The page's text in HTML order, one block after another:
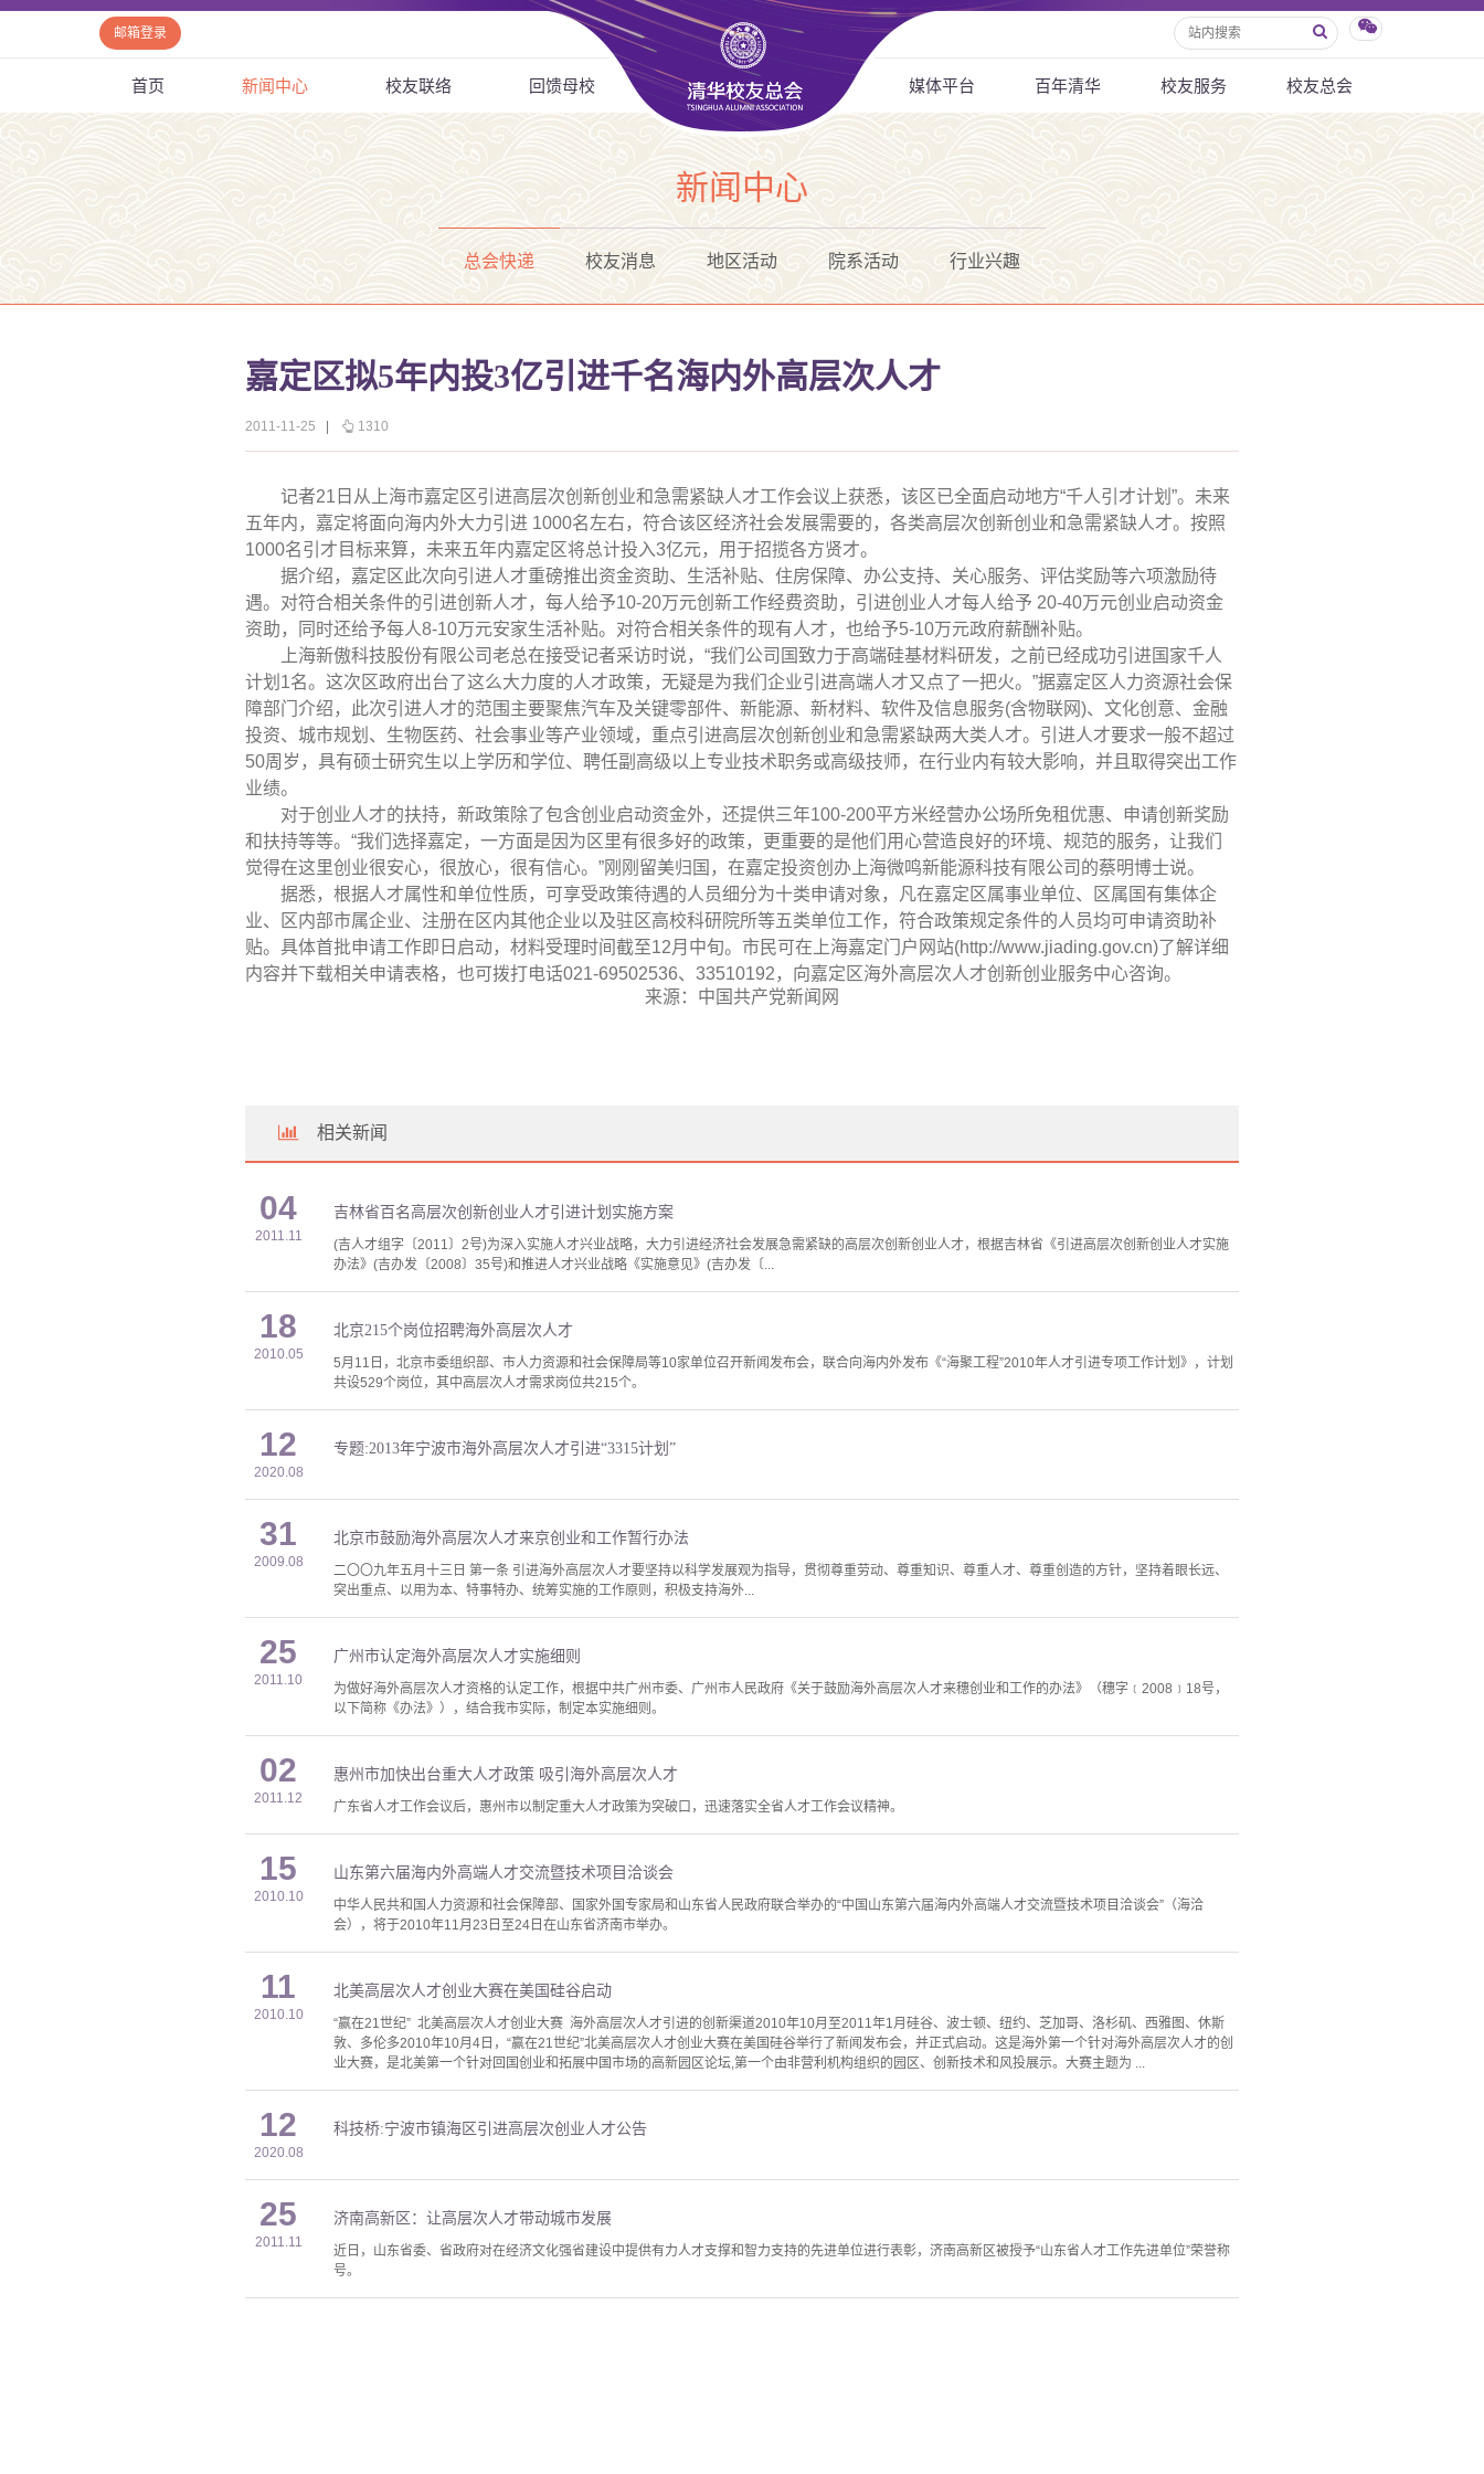
邮箱登录
首页 新闻中心 校友联络 回馈母校 媒体平台 百年清华 校友服务 校友总会
新闻中心
总会快递 校友消息 地区活动 院系活动 行业兴趣
嘉定区拟5年内投3亿引进千名海内外高层次人才
2011-11-25 1310
记者21 日从上海市嘉定区引进高层次创新创业和急需紧缺人才工作会议上获悉，该区已全面启动地方“千人引才计划”。未来
五年内，嘉定将面向海内外大力引进 1000名左右，符合该区经济社会发展需要的，各类高层次创新创业和急需紧缺人才。按照
1000名引才目标来算，未来五年内嘉定区将总计投入3亿元，用于招揽各方贤才。
据介绍，嘉定区此次向引进人才重磅推出资金资助、生活补贴、住房保障、办公支持、关心服务、评估奖励等六项激励待
遇。对符合相关条件的引进创新人才，每人给予10-20万元创新工作经费资助，引进创业人才每人给予 20-40万元创业启动资金
资助，同时还给予每人8-10万元安家生活补贴。对符合相关条件的现有人才，也给予5-10万元政府薪酬补贴。
上海新傲科技股份有限公司老总在接受记者采访时说，“我们公司国致力于高端硅基材料研发，之前已经成功引进国家千人
计划 1名。这次区政府出台了这么大力度的人才政策，无疑是为我们企业引进高端人才又点了一把火。”据嘉定区人力资源社会保
障部门介绍，此次引进人才的范围主要聚焦汽车及关键零部件、新能源、新材料、软件及信息服务(含物联网)、文化创意、金融
投资、城市规划、生物医药、社会事业等产业领域，重点引进高层次创新创业和急需紧缺两大类人才。引进人才要求一般不超过
50周岁，具有硕士研究生以上学历和学位、聘任副高级以上专业技术职务或高级技师，在行业内有较大影响，并且取得突出工作
业绩。
对于创业人才的扶持，新政策除了包含创业启动资金外，还提供三年100-200平方米经营办公场所免租优惠、申请创新奖励
和扶持等等。“我们选择嘉定，一方面是因为区里有很多好的政策，更重要的是他们用心营造良好的环境、规范的服务，让我们
觉得在这里创业很安心，很放心，很有信心。”刚刚留美归国，在嘉定投资创办上海微鸣新能源科技有限公司的蔡明博士说。
据悉，根据人才属性和单位性质，可享受政策待遇的人员细分为十类申请对象，凡在嘉定区属事业单位、区属国有集体企
业、区内部市属企业、注册在区内其他企业以及驻区高校科研院所等五类单位工作，符合政策规定条件的人员均可申请资助补
贴。具体首批申请工作即日启动，材料受理时间截至12月中旬。市民可在上海嘉定门户网站(http://www.jiading.gov.cn)了解详细
内容并下载相关申请表格，也可拨打电话021-69502536、 33510192 ，向嘉定区海外高层次人才创新创业服务中心咨询。
来源：中国共产党新闻网
相关新闻
04
2011.11
吉林省百名高层次创新创业人才引进计划实施方案
(吉人才组字〔2011〕2号)为深入实施人才兴业战略，大力引进经济社会发展急需紧缺的高层次创新创业人才，根据吉林省《引进高层次创新创业人才实施
办法》(吉办发〔2008〕35号)和推进人才兴业战略《实施意见》(吉办发〔...
18
2010.05
北京215个岗位招聘海外高层次人才
5月11日，北京市委组织部、市人力资源和社会保障局等10家单位召开新闻发布会，联合向海内外发布《“海聚工程”2010年人才引进专项工作计划》，计划
共设529个岗位，其中高层次人才需求岗位共215个。
12
2020.08
专题:2013年宁波市海外高层次人才引进“3315计划”
31
2009.08
北京市鼓励海外高层次人才来京创业和工作暂行办法
二〇〇九年五月十三日 第一条 引进海外高层次人才要坚持以科学发展观为指导，贯彻尊重劳动、尊重知识、尊重人才、尊重创造的方针，坚持着眼长远、
突出重点、以用为本、特事特办、统筹实施的工作原则，积极支持海外...
25
2011.10
广州市认定海外高层次人才实施细则
为做好海外高层次人才资格的认定工作，根据中共广州市委、广州市人民政府《关于鼓励海外高层次人才来穗创业和工作的办法》（穗字﹝2008﹞18号，
以下简称《办法》），结合我市实际，制定本实施细则。
02
2011.12
惠州市加快出台重大人才政策 吸引海外高层次人才
广东省人才工作会议后，惠州市以制定重大人才政策为突破口，迅速落实全省人才工作会议精神。
15
2010.10
山东第六届海内外高端人才交流暨技术项目洽谈会
中华人民共和国人力资源和社会保障部、国家外国专家局和山东省人民政府联合举办的“中国山东第六届海内外高端人才交流暨技术项目洽谈会”（海洽
会），将于2010年11月23日至24日在山东省济南市举办。
11
2010.10
北美高层次人才创业大赛在美国硅谷启动
“赢在21世纪” 北美高层次人才创业大赛 海外高层次人才引进的创新渠道2010年10月至2011年1月硅谷、波士顿、纽约、芝加哥、洛杉矶、西雅图、休斯
敦、多伦多2010年10月4日，“赢在21世纪”北美高层次人才创业大赛在美国硅谷举行了新闻发布会，并正式启动。这是海外第一个针对海外高层次人才的创
业大赛，是北美第一个针对回国创业和拓展中国市场的高新园区论坛,第一个由非营利机构组织的园区、创新技术和风投展示。大赛主题为 ...
12
2020.08
科技桥:宁波市镇海区引进高层次创业人才公告
25
2011.11
济南高新区：让高层次人才带动城市发展
近日，山东省委、省政府对在经济文化强省建设中提供有力人才支撑和智力支持的先进单位进行表彰，济南高新区被授予“山东省人才工作先进单位”荣誉称
号。